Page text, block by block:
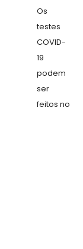
Os
testes
COVID-
19
podem
ser
feitos no